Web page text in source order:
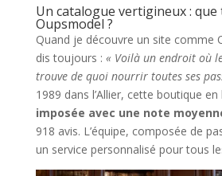
Un catalogue vertigineux :
Oupsmodel ?
Quand je découvre un site comme
dis toujours : « Voilà un endroit où
trouve de quoi nourrir toutes ses
1989 dans l’Allier, cette boutique en
imposée avec une note
918 avis. L’équipe, composée de
un service personnalisé pour tous